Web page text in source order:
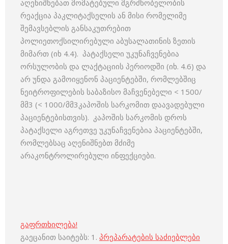
აღენიშნებათ მომატებული მგრძნობელობის
რეაქცია პაკლიტაქსელის ან მისი რომელიმე
შემავსებლის განსაკუთრებით
პოლიეთოქსილირებული აბუსალათინის ზეთის
მიმართ (იხ 4.4). პატაქსელი უკუნაჩვენებია
ორსულობის და ლაქტაციის პერიოდში (იხ. 4.6) და
არ უნდა გამოიყენონ პაციენტებში, რომლებშიც
ნეიტროფილების საბაზისო მაჩვენებელი < 1500/
მმ3 (< 1000/მმ3კაპოშის სარკომით დაავადებული
პაციენტებისთვის). კაპოშის სარკომის დროს
პატაქსელი აგრეთვე უკუნაჩვენებია პაციენტებში,
რომლებსაც აღენიშნებთ მძიმე
არაკონტროლირებული ინფექციები.
გაფრთხილება!
გაეცანით საიტებს: 1. პრეპარატების საძიებლები